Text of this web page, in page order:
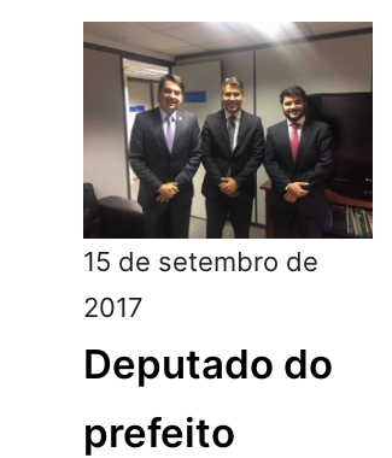
15 de setembro de
2017
Deputado do
prefeito